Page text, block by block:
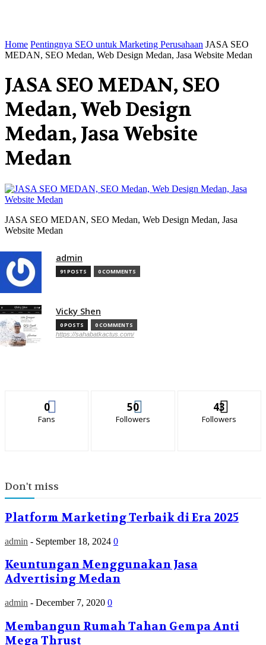
Home Pentingnya SEO untuk Marketing Perusahaan JASA SEO
MEDAN, SEO Medan, Web Design Medan, Jasa Website Medan
JASA SEO MEDAN, SEO
Medan, Web Design
Medan, Jasa Website
Medan
JASA SEO MEDAN, SEO Medan, Web Design Medan, Jasa
Website Medan
admin
91 POSTS 0 COMMENTS
Vicky Shen
0 POSTS 0 COMMENTS
https://sahabatkactus.com/
0
Fans
50
Followers
43
Followers
Don't miss
Platform Marketing Terbaik di Era 2025
admin - September 18, 2024 0
Keuntungan Menggunakan Jasa
Advertising Medan
admin - December 7, 2020 0
Membangun Rumah Tahan Gempa Anti
Mega Thrust